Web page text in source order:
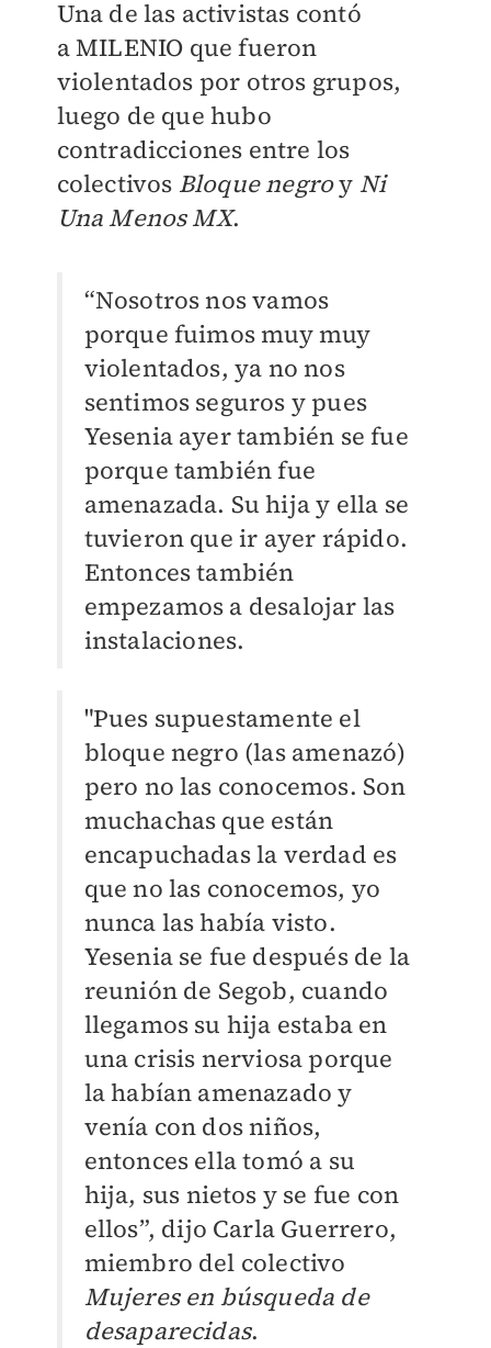
Una de las activistas contó
aMILENIO que fueron
violentados por otros grupos,
luego de que hubo
contradicciones entre los
colectivos Bloque negroy Ni
Una Menos MX.
“Nosotros nos vamos
porque fuimos muy muy
violentados, ya no nos
sentimos seguros y pues
Yesenia ayer también se fue
porque también fue
amenazada. Su hija y ella se
tuvieron que ir ayer rápido.
Entonces también
empezamos a desalojar las
instalaciones.
"Pues supuestamente el
bloque negro (las amenazó)
pero no las conocemos. Son
muchachas que están
encapuchadas la verdad es
que no las conocemos, yo
nunca las había visto.
Yesenia se fue después de la
reunión de Segob, cuando
llegamos su hija estaba en
una crisis nerviosa porque
la habían amenazado y
venía con dos niños,
entonces ella tomó a su
hija, sus nietos y se fue con
ellos”, dijo Carla Guerrero,
miembro del colectivo
Mujeres en búsqueda de
desaparecidas.